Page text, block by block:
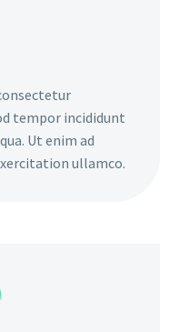
tempor incididunt
Ut enim ad
ullamco.